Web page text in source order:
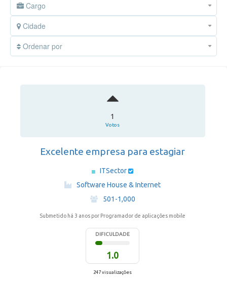
Cargo
Cidade
Ordenar por
1
Votos
Excelente empresa para estagiar
ITSector
Software House & Internet
·
501-1,000
Submetido há 3 anos por Programador de aplicações mobile
DIFICULDADE
1.0
247 visualizações